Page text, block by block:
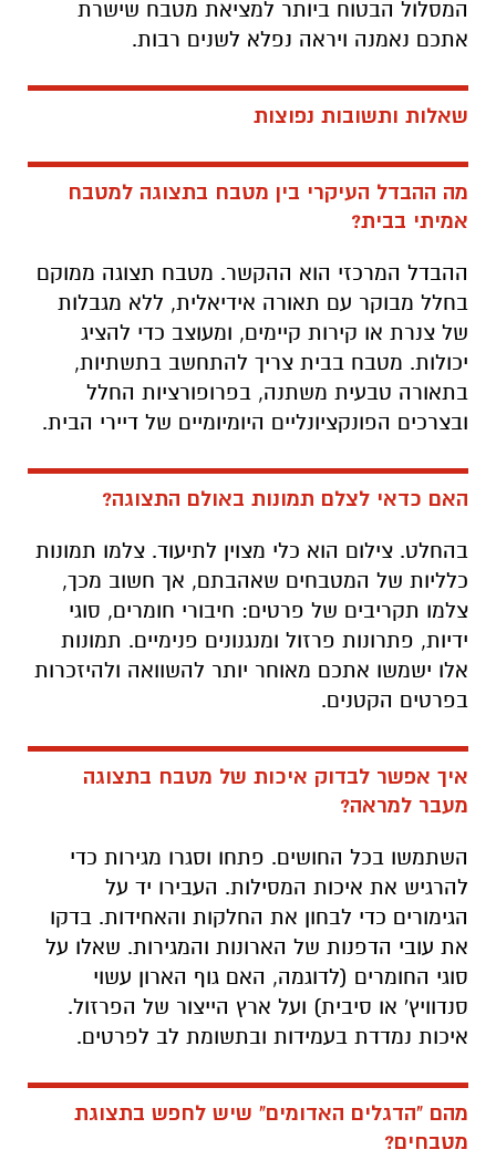
המסלול הבטוח ביותר למציאת מטבח שישרת
אתכם נאמנה ויראה נפלא לשנים רבות.
שאלות ותשובות נפוצות
מה ההבדל העיקרי בין מטבח בתצוגה למטבח
אמיתי בבית?
ההבדל המרכזי הוא ההקשר. מטבח תצוגה ממוקם
בחלל מבוקר עם תאורה אידיאלית, ללא מגבלות
של צנרת או קירות קיימים, ומעוצב כדי להציג
יכולות. מטבח בבית צריך להתחשב בתשתיות,
בתאורה טבעית משתנה, בפרופורציות החלל
ובצרכים הפונקציונליים היומיומיים של דיירי הבית.
האם כדאי לצלם תמונות באולם התצוגה?
בהחלט. צילום הוא כלי מצוין לתיעוד. צלמו תמונות
כלליות של המטבחים שאהבתם, אך חשוב מכך,
צלמו תקריבים של פרטים: חיבורי חומרים, סוגי
ידיות, פתרונות פרזול ומנגנונים פנימיים. תמונות
אלו ישמשו אתכם מאוחר יותר להשוואה ולהיזכרות
בפרטים הקטנים.
איך אפשר לבדוק איכות של מטבח בתצוגה
מעבר למראה?
השתמשו בכל החושים. פתחו וסגרו מגירות כדי
להרגיש את איכות המסילות. העבירו יד על
הגימורים כדי לבחון את החלקות והאחידות. בדקו
את עובי הדפנות של הארונות והמגירות. שאלו על
סוגי החומרים (לדוגמה, האם גוף הארון עשוי
סנדוויץ' או סיבית) ועל ארץ הייצור של הפרזול.
איכות נמדדת בעמידות ובתשומת לב לפרטים.
מהם "הדגלים האדומים" שיש לחפש בתצוגת
מטבחים?